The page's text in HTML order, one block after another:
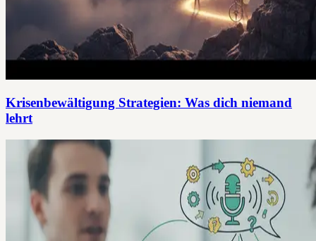
Krisenbewältigung Strategien: Was dich niemand
lehrt